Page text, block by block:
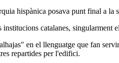
hispànica posava punt final a la
catalanes, singularment
en el llenguatge que fan
repartides per l'edifici.